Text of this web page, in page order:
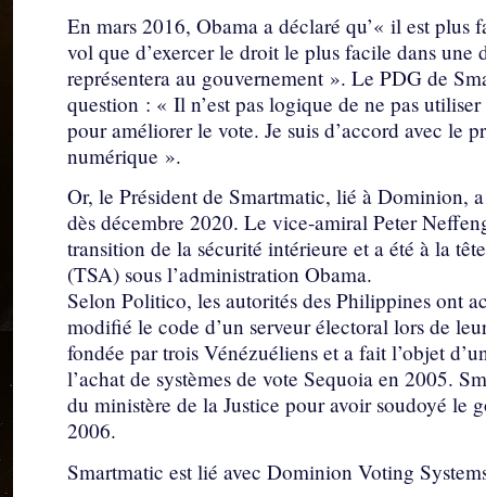
En mars 2016, Obama a déclaré qu’« il est
vol que d’exercer le droit le plus facile dans
représentera au gouvernement ». Le PDG de
question : « Il n’est pas logique de ne pas
pour améliorer le vote. Je suis d’accord avec le
numérique ».
Or, le Président de Smartmatic, lié à Dominion,
dès décembre 2020. Le vice-amiral Peter
transition de la sécurité intérieure et a été à la
(TSA) sous l’administration Obama.
Selon Politico, les autorités des Philippines ont
modifié le code d’un serveur électoral lors de
fondée par trois Vénézuéliens et a fait l’objet
l’achat de systèmes de vote Sequoia en 2005.
du ministère de la Justice pour avoir soudoyé le
2006.
Smartmatic est lié avec Dominion Voting